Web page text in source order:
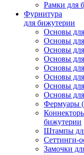
Рамки для
Фурнитура
для бижутерии
Основы
Основы
Основы
Основы
Основы для
Основы
Основы
Основы
Фермуары
бижутерии
Штампы
Сеттинги-
Замочки